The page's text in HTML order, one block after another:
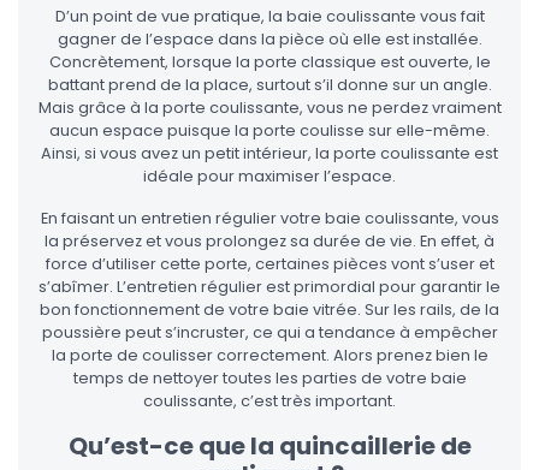
D’un point de vue pratique, la baie coulissante vous fait
gagner de l’espace dans la pièce où elle est installée.
Concrètement, lorsque la porte classique est ouverte, le
battant prend de la place, surtout s’il donne sur un angle.
Mais grâce à la porte coulissante, vous ne perdez vraiment
aucun espace puisque la porte coulisse sur elle-même.
Ainsi, si vous avez un petit intérieur, la porte coulissante est
idéale pour maximiser l’espace.
En faisant un entretien régulier votre baie coulissante, vous
la préservez et vous prolongez sa durée de vie. En effet, à
force d’utiliser cette porte, certaines pièces vont s’user et
s’abîmer. L’entretien régulier est primordial pour garantir le
bon fonctionnement de votre baie vitrée. Sur les rails, de la
poussière peut s’incruster, ce qui a tendance à empêcher
la porte de coulisser correctement. Alors prenez bien le
temps de nettoyer toutes les parties de votre baie
coulissante, c’est très important.
Qu’est-ce que la quincaillerie de